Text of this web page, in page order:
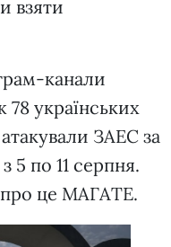
взяти
канали
українських
атакували ЗАЕС за
по 11 серпня.
про це МАГАТЕ.